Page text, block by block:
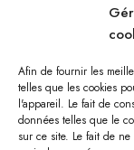
Afin de fournir les
telles que les cookies
l'appareil. Le fait de
données telles que le
sur ce site. Le fait de
Lu:
Ma: 14h00
Je: 8h00
Tél. :021